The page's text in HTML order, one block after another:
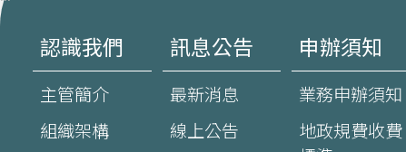
認識我們
主管簡介
組織架構
訊息公告
最新消息
線上公告
申辦須知
業務申辦須知
地政規費收費